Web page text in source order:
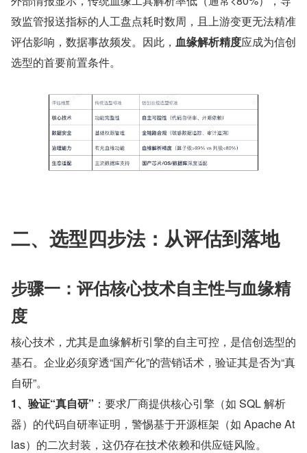
致监管报送指标的人工盘点耗时数周，且上游变更无法精准
评估影响，数据事故频发。因此， 血缘解析精度应成为信创
选型的首要前置条件。
二、选型四步法：从评估到落地
步骤一：评估核心技术自主性与血缘精
度
核心技术，尤其是血缘解析引擎的自主可控，是信创选型的
基石。企业必须穿透“国产化”的营销话术，验证其是否为“真
自研”。
1、验证“真自研” ：要求厂商提供核心引擎（如 SQL 解析
器）的代码自研率证明，警惕基于开源框架（如 Apache At
las）的二次封装，这仍存在技术依赖和供应链风险。